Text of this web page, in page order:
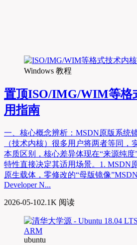
Windows 教程
置顶ISO/IMG/WIM等格
用指南
一、核心概念辨析：MSDN原版系统
（技术内核）很多用户将两者等同，
本质区别，核心差异体现在“来源纯度
特性直接决定其适用场景。1. MSDN
原生载体，零修改的“母版镜像
Developer N...
2026-05-102.1K 阅读
ubuntu